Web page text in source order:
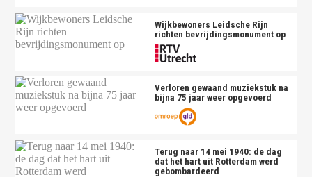
Wijkbewoners Leidsche Rijn
richten bevrijdingsmonument op
Verloren gewaand muziekstuk na
bijna 75 jaar weer opgevoerd
Terug naar 14 mei 1940: de dag
dat het hart uit Rotterdam werd
gebombardeerd